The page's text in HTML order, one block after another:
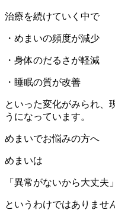
治療を続けていく中で
・めまいの頻度が減少
・身体のだるさが軽減
・睡眠の質が改善
といった変化がみられ、
うになっています。
めまいでお悩みの方へ
めまいは
「異常がないから大丈夫」
というわけではありませ